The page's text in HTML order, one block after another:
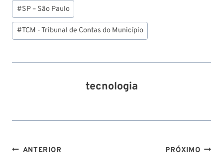
Post:
#SP – São Paulo
#TCM - Tribunal de Contas do Município
tecnologia
Navegação
ANTERIOR PRÓXIMO